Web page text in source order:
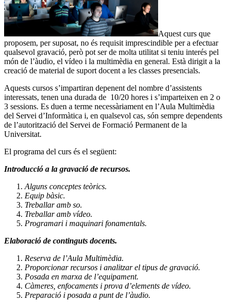
Aquest curs que
proposem, per suposat, no és requisit imprescindible per a efectuar
qualsevol gravació, però pot ser de molta utilitat si teniu interés pel
món de l’àudio, el vídeo i la multimèdia en general. Està dirigit a la
creació de material de suport docent a les classes presencials.
Aquests cursos s’impartiran depenent del nombre d’assistents
interessats, tenen una durada de 10/20 hores i s’imparteixen en 2 o
3 sessions. Es duen a terme necessàriament en l’Aula Multimèdia
del Servei d’Informàtica i, en qualsevol cas, són sempre dependents
de l’autorització del Servei de Formació Permanent de la
Universitat.
El programa del curs és el següent:
Introducció a la gravació de recursos.
Alguns conceptes teòrics.
Equip bàsic.
Treballar amb so.
Treballar amb vídeo.
Programari i maquinari fonamentals.
Elaboració de continguts docents.
Reserva de l’Aula Multimèdia.
Proporcionar recursos i analitzar el tipus de gravació.
Posada en marxa de l’equipament.
Càmeres, enfocaments i prova d’elements de vídeo.
Preparació i posada a punt de l’àudio.